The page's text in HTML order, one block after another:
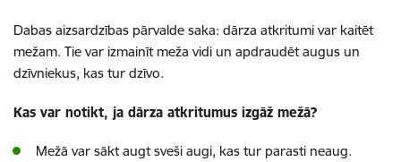
Dabas aizsardzības pārvalde saka: dārza atkritumi var kaitēt
mežam. Tie var izmainīt meža vidi un apdraudēt augus un
dzīvniekus, kas tur dzīvo.
Kas var notikt, ja dārza atkritumus izgāž mežā?
Mežā var sākt augt sveši augi, kas tur parasti neaug.